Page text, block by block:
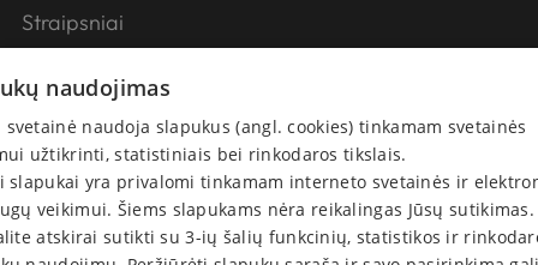
Straipsniai
Apie Mus
Kontaktai
Pirkimo-pardavimo taisyklės
Atsiskaitymas
Prekių pristatymas
naudojimas
svetainė naudoja slapukus (angl. cookies) tinkamam svetainės
užtikrinti, statistiniais bei rinkodaros tikslais.
slapukai yra privalomi tinkamam interneto svetainės ir
veikimui. Šiems slapukams nėra reikalingas Jūsų sutikimas.
atskirai sutikti su 3-ių šalių funkcinių, statistikos ir